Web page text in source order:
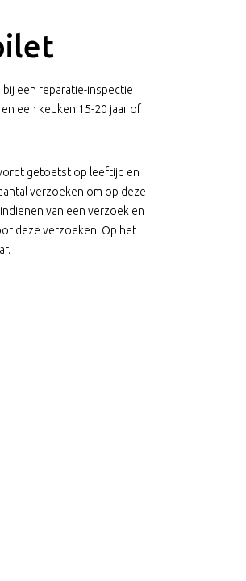
een reparatie-inspectie
een keuken 15-20 jaar of
getoetst op leeftijd en
verzoeken om op deze
van een verzoek en
deze verzoeken. Op het